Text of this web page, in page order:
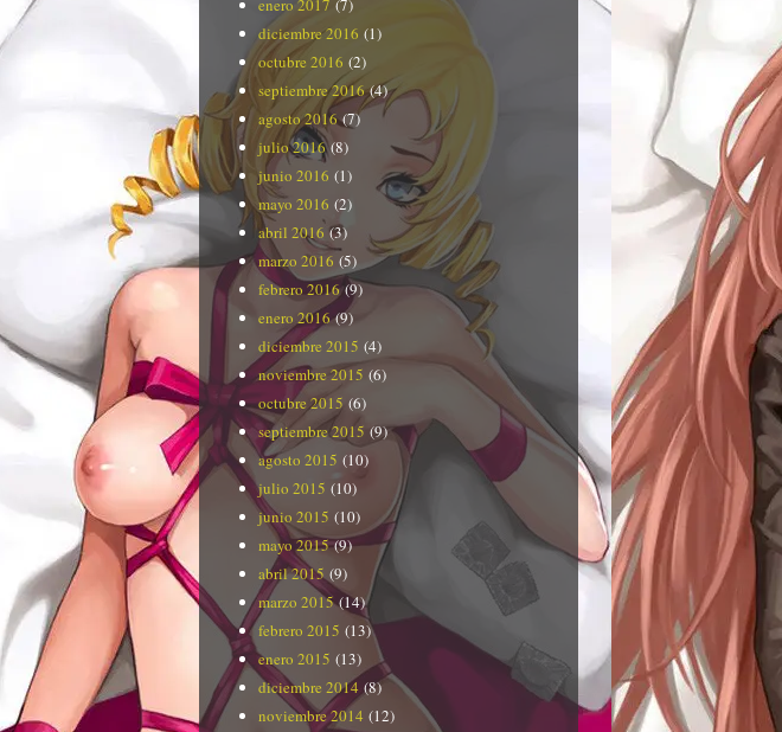
enero 2017 (7)
diciembre 2016 (1)
octubre 2016 (2)
septiembre 2016(4)
agosto 2016(7)
julio 2016(8)
junio 2016 (1)
mayo 2016 (2)
abril 2016 (3)
marzo 2016 (5)
febrero 2016(9)
enero 2016(9)
diciembre 2015 (4)
noviembre 2015 (6)
octubre 2015 (6)
septiembre 2015 (9)
agosto 2015 (10)
julio 2015 (10)
junio 2015 (10)
mayo 2015(9)
abril 2015 (9)
marzo 2015(14)
febrero 2015 (13)
enero 2015 (13)
diciembre 2014 (8)
noviembre 2014 (12)